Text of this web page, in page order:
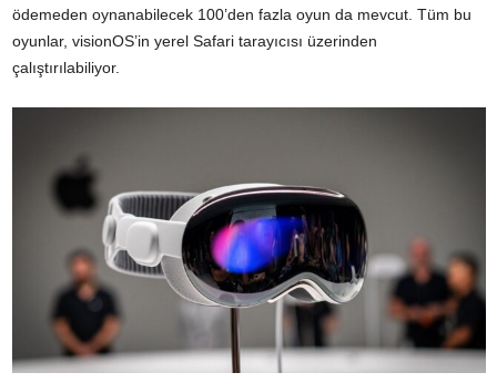
ödemeden oynanabilecek 100’den fazla oyun da mevcut. Tüm bu
oyunlar, visionOS’in yerel Safari tarayıcısı üzerinden
çalıştırılabiliyor.